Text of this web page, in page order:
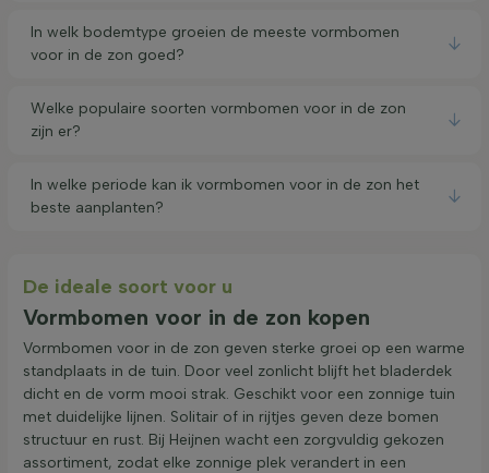
In welk bodemtype groeien de meeste vormbomen
voor in de zon goed?
Welke populaire soorten vormbomen voor in de zon
zijn er?
In welke periode kan ik vormbomen voor in de zon het
beste aanplanten?
De ideale soort voor u
Vormbomen voor in de zon kopen
Vormbomen voor in de zon geven sterke groei op een warme
standplaats in de tuin. Door veel zonlicht blijft het bladerdek
dicht en de vorm mooi strak. Geschikt voor een zonnige tuin
met duidelijke lijnen. Solitair of in rijtjes geven deze bomen
structuur en rust. Bij Heijnen wacht een zorgvuldig gekozen
assortiment, zodat elke zonnige plek verandert in een